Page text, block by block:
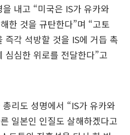
내고 “미국은 IS가 유카와
한 것을 규탄한다”며 “고토
즉각 석방할 것을 IS에 거듭 촉
심심한 위로를 전달한다”고
리도 성명에서 “IS가 유카와
일본인 인질도 살해하겠다고